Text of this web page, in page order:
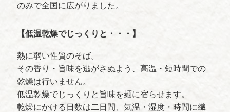
のみで全国に広がりました。
【低温乾燥でじっくりと・・・】
熱に弱い性質のそば。
その香り・旨味を逃がさぬよう、高温・短時間での
乾燥は行いません。
低温乾燥でじっくりと旨味を麺に宿らせます。
乾燥にかける日数は二日間、気温・湿度・時間に繊